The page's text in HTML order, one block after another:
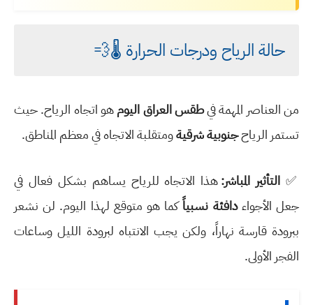
حالة الرياح ودرجات الحرارة 🌡️💨
من العناصر المهمة فيطقس العراق اليومهو اتجاه الرياح. حيث
تستمر الرياحجنوبية شرقيةومتقلبة الاتجاه في معظم المناطق.
✅ التأثير المباشر:هذا الاتجاه للرياح يساهم بشكل فعال في
جعل الأجواءدافئة نسبياًكما هو متوقع لهذا اليوم. لن نشعر
ببرودة قارسة نهاراً، ولكن يجب الانتباه لبرودة الليل وساعات
الفجر الأولى.